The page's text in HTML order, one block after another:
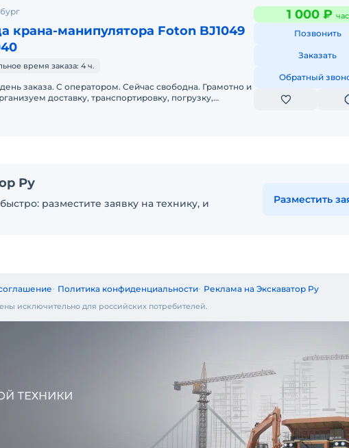
крана-манипулятора Foton BJ1049
время заказа: 4 ч.
заказа. С оператором. Сейчас свободна. Грамотно и
доставку, транспортировку, погрузку,
1 000 ₽ час
Позвонить
Заказать
Обратный
Ру
разместите заявку на технику, и
Разместить
Политика конфиденциальности Реклама на Экскаватор Ру
исключительно для российских потребителей.